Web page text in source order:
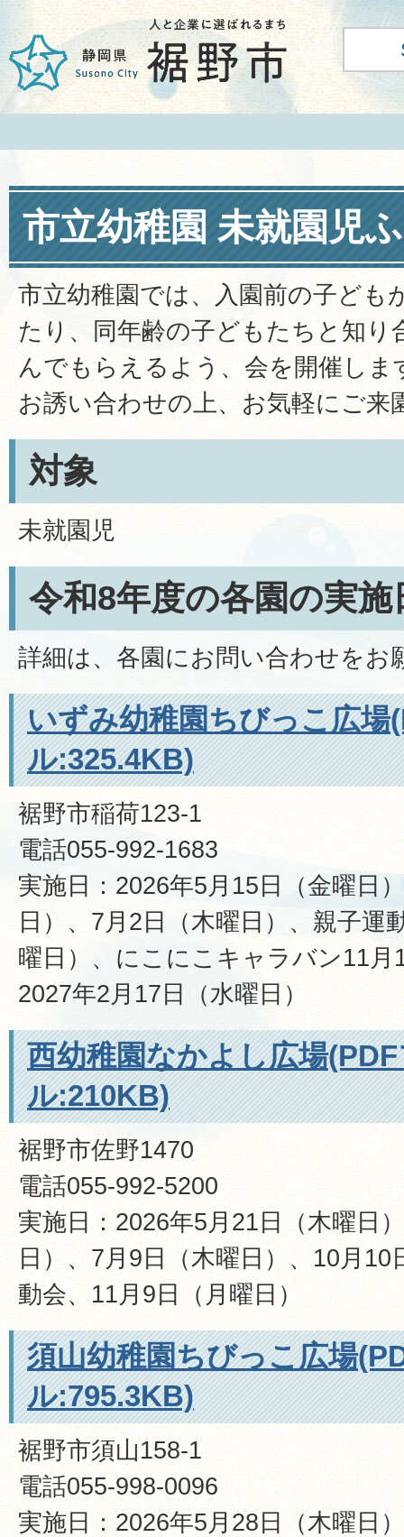
市立幼稚園 未就園児
市立幼稚園では、入園前の子ども
たり、同年齢の子どもたちと知り
んでもらえるよう、会を開催しま
お誘い合わせの上、お気軽にご来
対象
未就園児
令和8年度の各園の実施
詳細は、各園にお問い合わせをお
いずみ幼稚園ちびっこ広場
ル:325.4KB)
裾野市稲荷123-1
電話055-992-1683
実施日：2026年5月15日（金曜日
日）、7月2日（木曜日）、親子運
曜日）、にこにこキャラバン11月
2027年2月17日（水曜日）
西幼稚園なかよし広場
ル:210KB)
裾野市佐野1470
電話055-992-5200
実施日：2026年5月21日（木曜日
日）、7月9日（木曜日）、10月10
動会、11月9日（月曜日）
須山幼稚園ちびっこ広場
ル:795.3KB)
裾野市須山158-1
電話055-998-0096
実施日：2026年5月28日（木曜日